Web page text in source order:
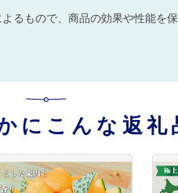
るもので、商品の効果や性能を保
にこんな返礼